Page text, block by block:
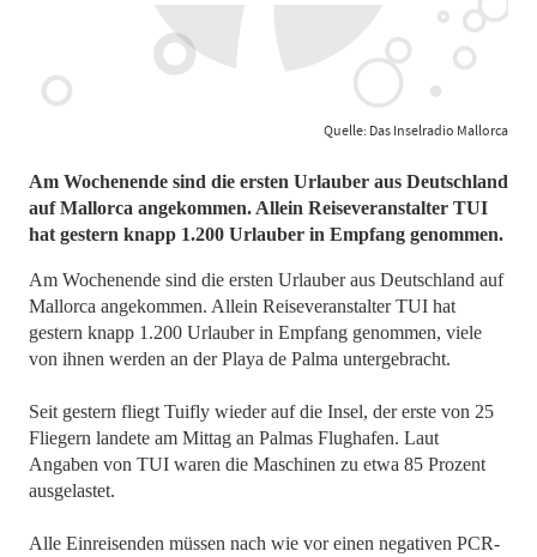
Quelle: Das Inselradio Mallorca
Am Wochenende sind die ersten Urlauber aus Deutschland
auf Mallorca angekommen. Allein Reiseveranstalter TUI
hat gestern knapp 1.200 Urlauber in Empfang genommen.
Am Wochenende sind die ersten Urlauber aus Deutschland auf
Mallorca angekommen. Allein Reiseveranstalter TUI hat
gestern knapp 1.200 Urlauber in Empfang genommen, viele
von ihnen werden an der Playa de Palma untergebracht.
Seit gestern fliegt Tuifly wieder auf die Insel, der erste von 25
Fliegern landete am Mittag an Palmas Flughafen. Laut
Angaben von TUI waren die Maschinen zu etwa 85 Prozent
ausgelastet.
Alle Einreisenden müssen nach wie vor einen negativen PCR-